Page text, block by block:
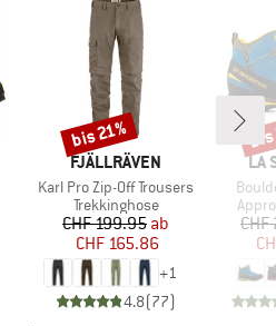
Preis
MARKE
FJÄLLRÄVEN
Artikel
Karl Pro Zip-Off Trousers
Produktgruppe
Trekkinghose
Preis
CHF 199.95reduzierter Preis
ab
CHF 165.86
+1
4.8(77)
Rabatt
bis 21%
LA
Artikel